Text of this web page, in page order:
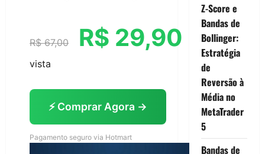
R$ 67,00 R$ 29,90
vista
⚡ Comprar Agora →
Pagamento seguro via Hotmart
Z-Score e
Bandas de
Bollinger:
Estratégia
de
Reversão à
Média no
MetaTrader
5
Bandas de